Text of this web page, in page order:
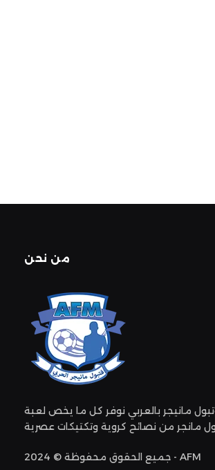
من نحن
مانيجر بالعربي نوفر كل ما يخص لعبة
جميع الحقوق محفوظة © 2024 - AFM